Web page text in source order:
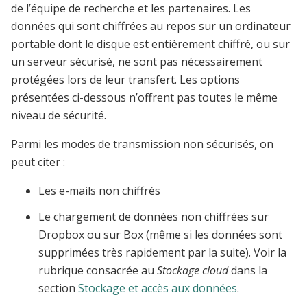
de l’équipe de recherche et les partenaires. Les
données qui sont chiffrées au repos sur un ordinateur
portable dont le disque est entièrement chiffré, ou sur
un serveur sécurisé, ne sont pas nécessairement
protégées lors de leur transfert. Les options
présentées ci-dessous n’offrent pas toutes le même
niveau de sécurité.
Parmi les modes de transmission non sécurisés, on
peut citer :
Les e-mails non chiffrés
Le chargement de données non chiffrées sur
Dropbox ou sur Box (même si les données sont
supprimées très rapidement par la suite). Voir la
rubrique consacrée au Stockage clouddans la
section Stockage et accès aux données.